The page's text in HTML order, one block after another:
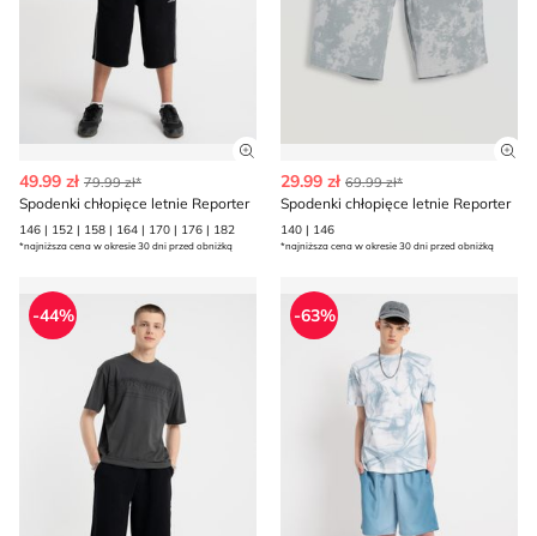
Zobacz szczegóły produktu
49.99 zł 79.99 zł*
Spodenki chłopięce letnie Reporter
146 | 152 | 158 | 164 | 170 | 176 | 182
*najniższa cena w okresie 30 dni przed obniżką
29.99 zł 69.99 zł*
Spodenki chłopięce letnie Reporter
140 | 146
*najniższa cena w okresie 30 dni przed obniżką
Reporter - Spodenki chłopięce na lato
-44%
Spodenki chłopięce na lato
-63%